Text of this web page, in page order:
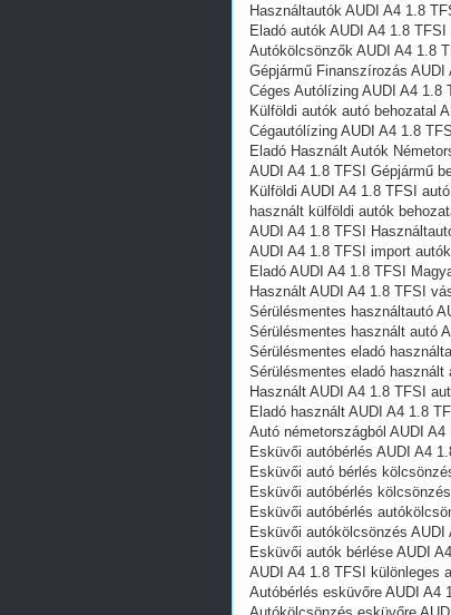
Használtautó‎k AUDI A4 1.8
Eladó autók AUDI A4 1.8
Autókölcsönzők AUDI A4 1.8
Gépjármű Finanszírozás
Céges Autólízing AUDI A4 1.8
Külföldi autók‎ autó behozatal
Cégautólízing AUDI A4 1.8
Eladó Használt Autók
AUDI A4 1.8 TFSI Gépjármű
Külföldi AUDI A4 1.8 TFSI
használt külföldi autók
AUDI A4 1.8 TFSI
AUDI A4 1.8 TFSI import
Eladó AUDI A4 1.8 TFSI
Használt AUDI A4 1.8 TFSI
Sérülésmentes használtautó
Sérülésmentes használt autó
Sérülésmentes eladó
Sérülésmentes eladó
Használt AUDI A4 1.8 TFSI
Eladó használt AUDI A4 1.8
Autó németországból AUDI
Esküvői autóbérlés AUDI A4
Esküvői autó bérlés
Esküvői autóbérlés
Esküvői autóbérlés
Esküvői autókölcsönzés
Esküvői autók bérlése AUDI
AUDI A4 1.8 TFSI különleges
Autóbérlés esküvőre AUDI A4